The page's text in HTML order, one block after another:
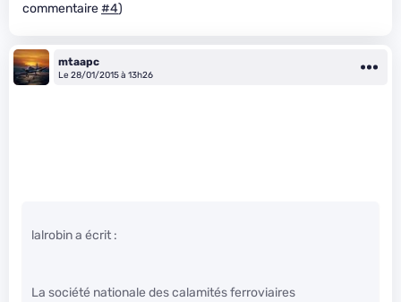
commentaire#4)
mtaapc
Le 28/01/2015 à 13h26
lalrobin a écrit :
La société nationale des calamités ferroviaires